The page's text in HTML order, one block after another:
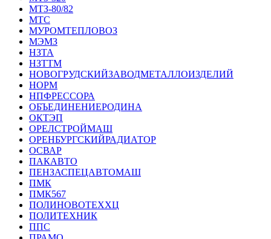
МТЗ-80/82
МТС
МУРОМТЕПЛОВОЗ
МЭМЗ
НЗТА
НЗТТМ
НОВОГРУДСКИЙЗАВОДМЕТАЛЛОИЗДЕЛИЙ
НОРМ
НПФРЕССОРА
ОБЪЕДИНЕНИЕРОДИНА
ОКТЭП
ОРЕЛСТРОЙМАШ
ОРЕНБУРГСКИЙРАДИАТОР
ОСВАР
ПАКАВТО
ПЕНЗАСПЕЦАВТОМАШ
ПМК
ПМК567
ПОЛИНОВОТЕХХЦ
ПОЛИТЕХНИК
ППС